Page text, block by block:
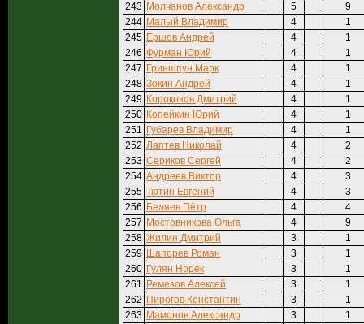
243 Молчанов Александр 5
9
244 Малый Владимир 4
1
245 Ершов Андрей 4
1
246 Фурман Юрий 4
1
247 Гриншпун Марк 4
1
248 Зокин Андрей 4
1
249 Корокозов Дмитрий 4
1
250 Копейкин Юрий 4
1
251 Губарев Владимир 4
1
252 Лаптев Николай 4
2
253 Сериков Сергей 4
2
254 Андреев Виктор 4
3
255 Тютин Евгений 4
3
256 Беляев Пётр 4
4
257 Мостовникова Ольга 4
9
258 Жилин Дмитрий 3
1
259 Шапорев Роман 3
1
260 Гулян Норек 3
1
261 Ремезов Алексей 3
1
262 Пирогов Константин 3
1
263 Мамонов Александр 3
1